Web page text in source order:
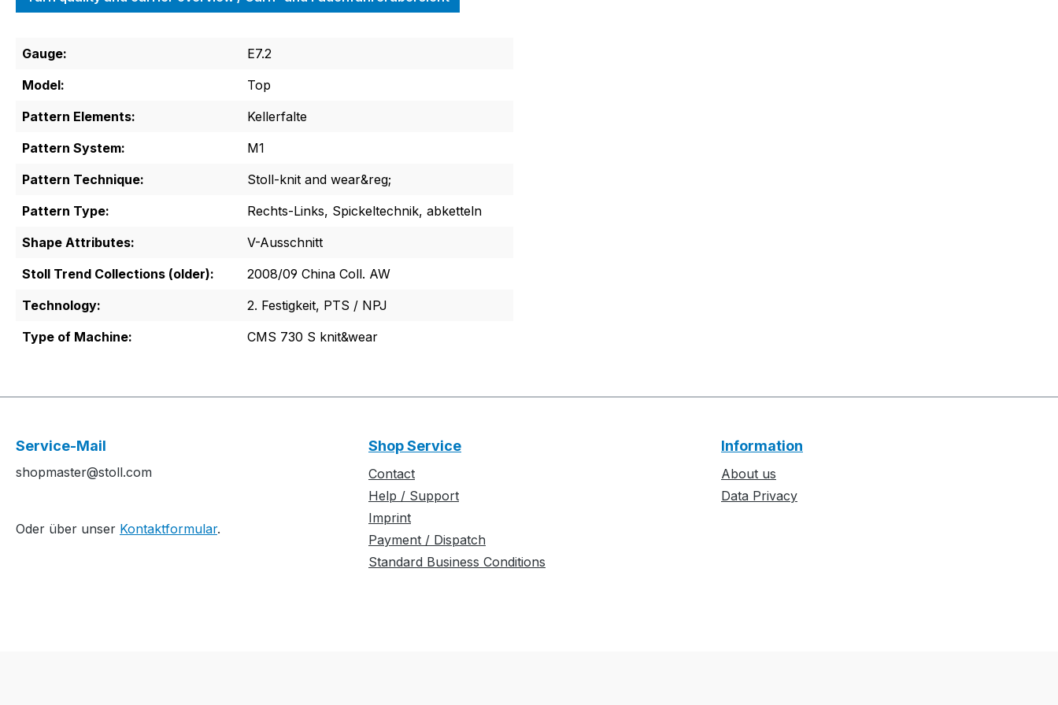
Gauge:
E7.2
Model:
Top
Pattern Elements:
Kellerfalte
Pattern System:
M1
Pattern Technique:
Stoll-knit and wear&reg;
Pattern Type:
Rechts-Links, Spickeltechnik, abketteln
Shape Attributes:
V-Ausschnitt
Stoll Trend Collections (older):
2008/09 China Coll. AW
Technology:
2. Festigkeit, PTS / NPJ
Type of Machine:
CMS 730 S knit&wear
Service-Mail
shopmaster@stoll.com
Oder über unser Kontaktformular.
Shop Service
Contact
Help / Support
Imprint
Payment / Dispatch
Standard Business Conditions
Information
About us
Data Privacy